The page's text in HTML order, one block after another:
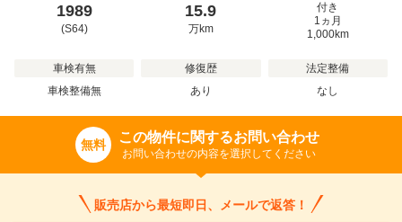
1989
(S64)
15.9
万km
付き
1ヵ月
1,000km
車検有無
車検整備無
修復歴
あり
法定整備
なし
無料 この物件に関するお問い合わせ
お問い合わせの内容を選択してください
販売店から最短即日、メールで返答！